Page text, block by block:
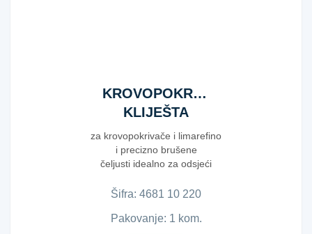
KROVOPOKRIVAČKA
KLIJEŠTA
220MM
za krovopokrivače i limarefino
i precizno brušene
čeljusti idealno za odsjeći
Šifra: 4​6​8​1​ ​1​0​ ​2​2​0​
Pakovanje: 1 kom.